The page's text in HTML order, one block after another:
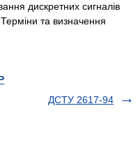
дискретних сигналів
та визначення
ДСТУ 2617-94